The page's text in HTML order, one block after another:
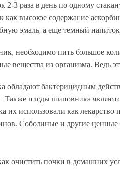
2-3 раза в день по одному
как высокое содержание
эмаль, а еще темный
необходимо пить большое
вещества из организма. Ведь
обладают бактерицидным
Также плоды шиповника
их использовали как
Соболиные и другие
очистить почки в домашних